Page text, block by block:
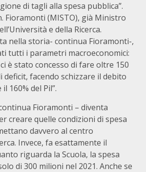
di tagli alla spesa pubblica”.
Fioramonti (MISTO), già Ministro
e della Ricerca.
nella storia- continua Fioramonti-,
tutti i parametri macroeconomici:
è stato concesso di fare oltre 150
deficit, facendo schizzare il debito
160% del Pil”.
Fioramonti – diventa
creare quelle condizioni di spesa
davvero al centro
Invece, fa esattamente il
riguarda la Scuola, la spesa
di 300 milioni nel 2021. Anche se